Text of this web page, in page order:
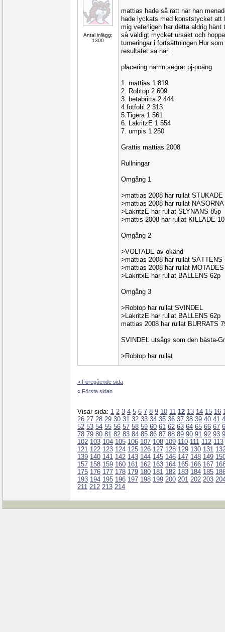
Antal inlägg:
1300
mattias hade så rätt när han
hade lyckats med konststycket att
mig veterligen har detta aldrig hänt
så väldigt mycket ursäkt och
turneringar i fortsättningen.Hur
resultatet så här:
placering namn segrar pj-poäng
1. mattias 1 819
2. Robtop 2 609
3. betabritta 2 444
4.fotfobi 2 313
5.Tigera 1 561
6. LakritzE 1 554
7. umpis 1 250
Grattis mattias 2008
Rullningar
Omgång 1
>mattias 2008 har rullat STUKADE
>mattias 2008 har rullat NÄSORNA
>LakritzE har rullat SLYNANS 85p
>mattis 2008 har rullat KILLADE
Omgång 2
>VOLTADE av okänd
>mattias 2008 har rullat SÄTTENS
>mattias 2008 har rullat
>LakritxE har rullat BALLENS 62p
Omgång 3
>Robtop har rullat SVINDEL
>LakritzE har rullat BALLENS 62p
mattias 2008 har rullat BURRATS
SVINDEL utsågs som den bästa-
>Robtop har rullat
« Föregående sida
« Första sidan
Visar sida: 1 2 3 4 5 6 7 8 9 10 11 12 13 14 15 16
26 27 28 29 30 31 32 33 34 35 36 37 38 39 40 41
52 53 54 55 56 57 58 59 60 61 62 63 64 65 66 67
78 79 80 81 82 83 84 85 86 87 88 89 90 91 92 93
102 103 104 105 106 107 108 109 110 111 112 113
121 122 123 124 125 126 127 128 129 130 131
139 140 141 142 143 144 145 146 147 148 149
157 158 159 160 161 162 163 164 165 166 167
175 176 177 178 179 180 181 182 183 184 185
193 194 195 196 197 198 199 200 201 202 203
211 212 213 214